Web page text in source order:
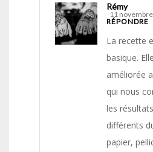
Rémy
11
RÉPONDRE
La recette
basique.
améliorée
qui nous
les
différents
papier,